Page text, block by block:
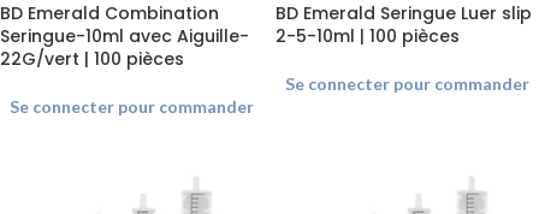
BD Emerald Combination
Seringue-10ml avec Aiguille-
22G/vert | 100 pièces
Se connecter pour commander
BD Emerald Seringue Luer slip
2-5-10ml | 100 pièces
Se connecter pour commander